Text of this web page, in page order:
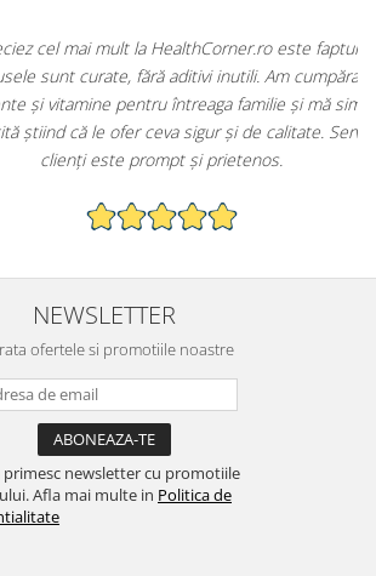
mai mult la HealthCorner.ro este faptul că
curate, fără aditivi inutili. Am cumpărat
pentru întreaga familie și mă simt mult
că le ofer ceva sigur și de calitate. Serviciul
este prompt și prietenos.
NEWSLETTER
ofertele si promotiile noastre
primesc newsletter cu promotiile
Afla mai multe in Politica de